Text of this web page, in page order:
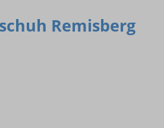
Remisberg